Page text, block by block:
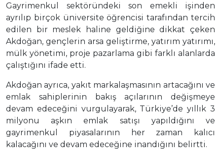
Gayrimenkul sektöründeki son emekli işinden
ayrılıp birçok üniversite öğrencisi tarafından tercih
edilen bir meslek haline geldiğine dikkat çeken
Akdoğan, gençlerin arsa geliştirme, yatırım yatırımı,
mülk yönetimi, proje pazarlama gibi farklı alanlarda
çalıştığını ifade etti.
Akdoğan ayrıca, yakıt markalaşmasının artacağını ve
emlak sahiplerinin bakış açılarının değişmeye
devam edeceğini vurgulayarak, Türkiye’de yıllık 3
milyonu aşkın emlak satışı yapıldığını ve
gayrimenkul piyasalarının her zaman kalıcı
kalacağını ve devam edeceğine inandığını belirtti.